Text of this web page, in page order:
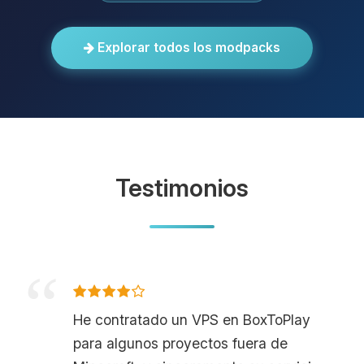
Explorar todos los modpacks
Testimonios
He contratado un VPS en BoxToPlay
para algunos proyectos fuera de